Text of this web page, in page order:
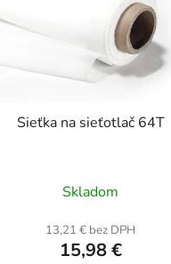
Sieťka na sieťotlač 64T
Skladom
13,21 € bez DPH
15,98 €